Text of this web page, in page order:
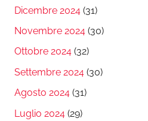
Dicembre 2024 (31)
Novembre 2024 (30)
Ottobre 2024 (32)
Settembre 2024 (30)
Agosto 2024 (31)
Luglio 2024 (29)